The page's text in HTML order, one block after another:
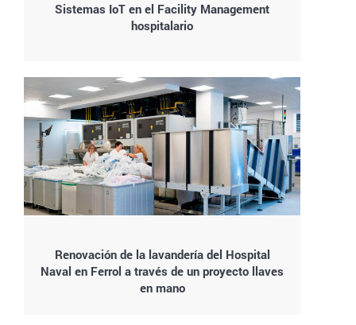
Sistemas IoT en el Facility Management
hospitalario
Renovación de la lavandería del Hospital
Naval en Ferrol a través de un proyecto llaves
en mano